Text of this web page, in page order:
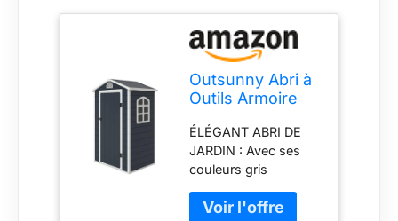
Outsunny Abri à
Outils Armoire
m² en résine
polypropylène - 1
Porte
verrouillable, 1
fenêtre et 1 Grille
ÉLÉGANT ABRI DE
JARDIN : Avec ses
couleurs gris
cet abri de jardin